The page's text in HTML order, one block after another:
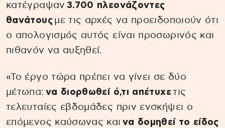
κατέγραψαν 3.700 πλεονάζοντες
θανάτουςμε τις αρχές να προειδοποιούν ότι
ο απολογισμός αυτός είναι προσωρινός και
πιθανόν να αυξηθεί.
«Το έργο τώρα πρέπει να γίνει σε δύο
μέτωπα: να διορθωθεί ό,τι απέτυχετις
τελευταίες εβδομάδες πριν ενσκήψει ο
επόμενος καύσωνας και να δομηθεί το είδος